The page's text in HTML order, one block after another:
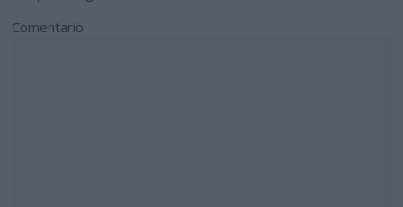
Comentario